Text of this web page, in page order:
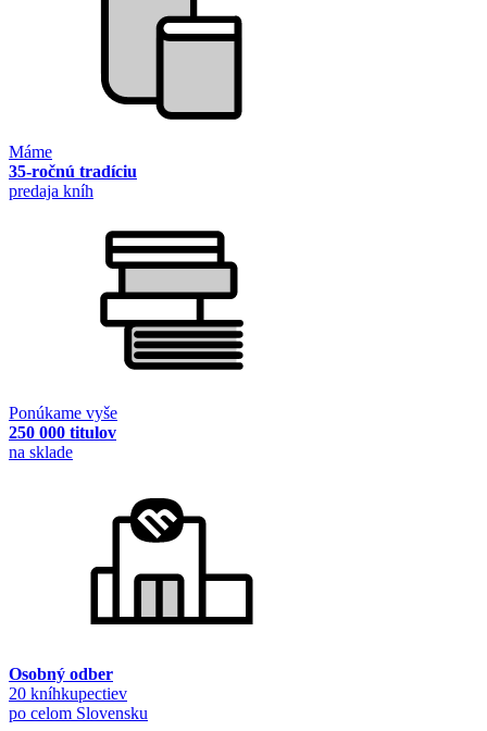
Máme
35-ročnú tradíciu
predaja kníh
Ponúkame vyše
250 000 titulov
na sklade
Osobný odber
20 kníhkupectiev
po celom Slovensku